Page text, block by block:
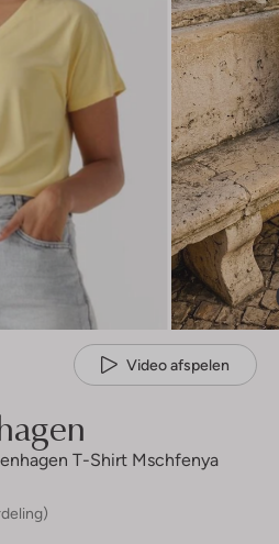
Video afspelen
T-Shirt Mschfenya